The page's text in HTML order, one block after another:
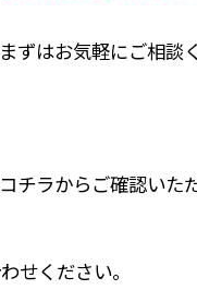
ずはお気軽にご相
ラからご確認いただ
せください。